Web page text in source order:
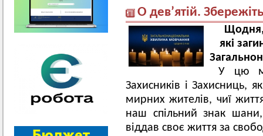
О дев’ятій.
Щодня,
які
У цю
Захисників і Захисниць,
мирних жителів, чиї
наш спільний знак шани,
віддав своє життя за